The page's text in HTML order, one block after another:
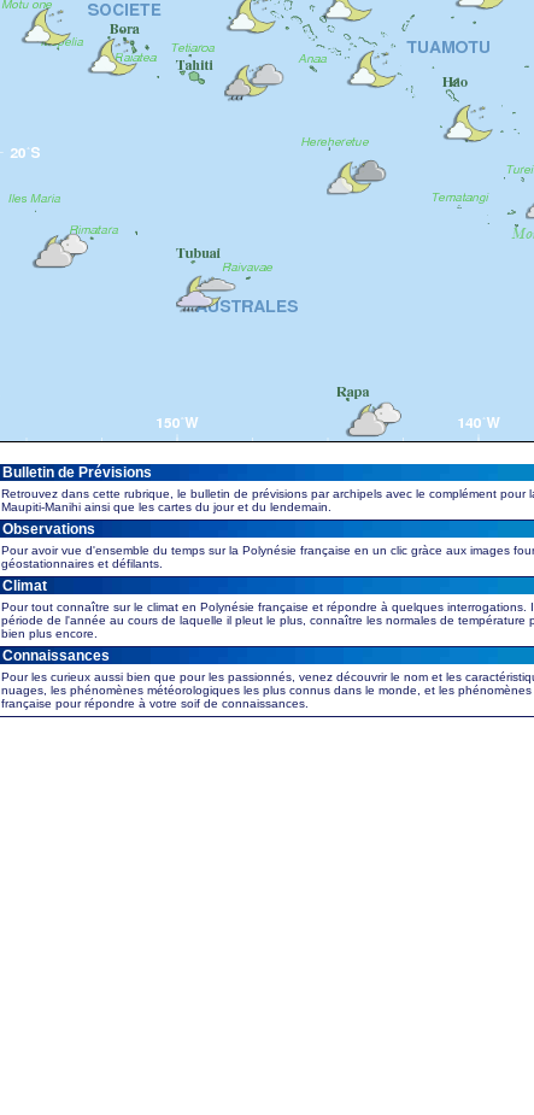
Bulletin de Prévisions
Retrouvez dans cette rubrique, le bulletin de prévisions par archipels avec le complément pour
Maupiti-Manihi ainsi que les cartes du jour et du lendemain.
Observations
Pour avoir vue d'ensemble du temps sur la Polynésie française en un clic gràce aux images
géostationnaires et défilants.
Climat
Pour tout connaître sur le climat en Polynésie française et répondre à quelques interrogations.
période de l'année au cours de laquelle il pleut le plus, connaître les normales de température
bien plus encore.
Connaissances
Pour les curieux aussi bien que pour les passionnés, venez découvrir le nom et les
nuages, les phénomènes météorologiques les plus connus dans le monde, et les
française pour répondre à votre soif de connaissances.